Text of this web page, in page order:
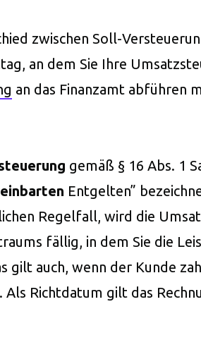
zwischen Soll-
an dem Sie Ihre
an das Finanzamt abführen
gemäß § 16 Abs. 1
Entgelten”
Regelfall, wird die
fällig, in dem Sie die
gilt auch, wenn der Kunde
Richtdatum gilt das